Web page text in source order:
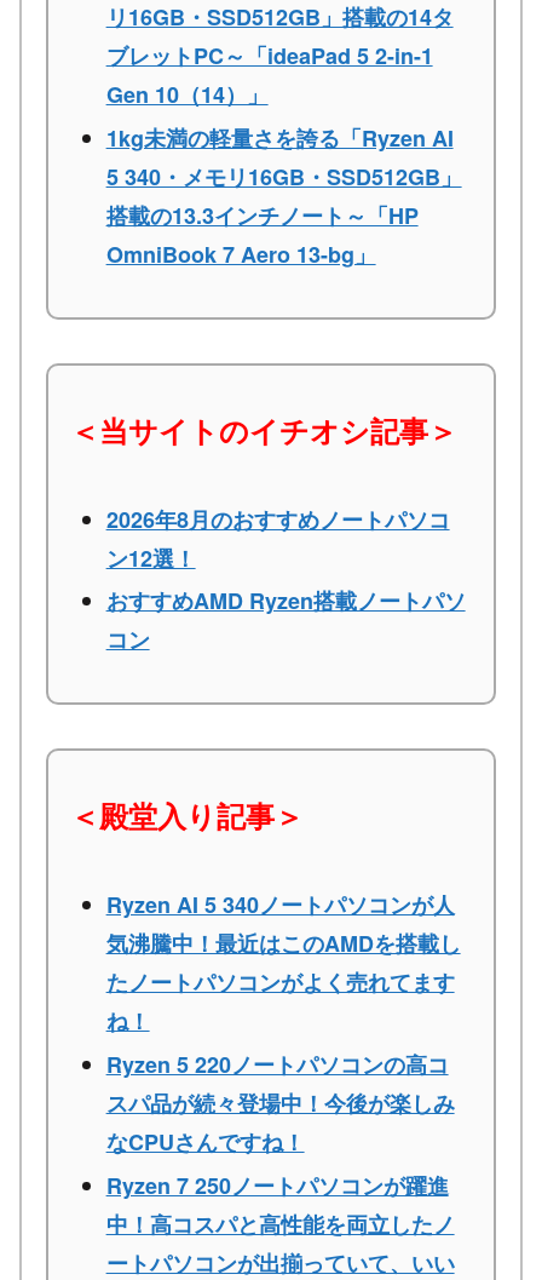
リ16GB・SSD512GB」搭載の14タ
ブレットPC～「ideaPad 5 2-in-1
Gen 10（14）」
1kg未満の軽量さを誇る「Ryzen AI
5 340・メモリ16GB・SSD512GB」
搭載の13.3インチノート～「HP
OmniBook 7 Aero 13-bg」
＜当サイトのイチオシ記事＞
2026年8月のおすすめノートパソコ
ン12選！
おすすめAMD Ryzen搭載ノートパソ
コン
＜殿堂入り記事＞
Ryzen AI 5 340ノートパソコンが人
気沸騰中！最近はこのAMDを搭載し
たノートパソコンがよく売れてます
ね！
Ryzen 5 220ノートパソコンの高コ
スパ品が続々登場中！今後が楽しみ
なCPUさんですね！
Ryzen 7 250ノートパソコンが躍進
中！高コスパと高性能を両立したノ
ートパソコンが出揃っていて、いい